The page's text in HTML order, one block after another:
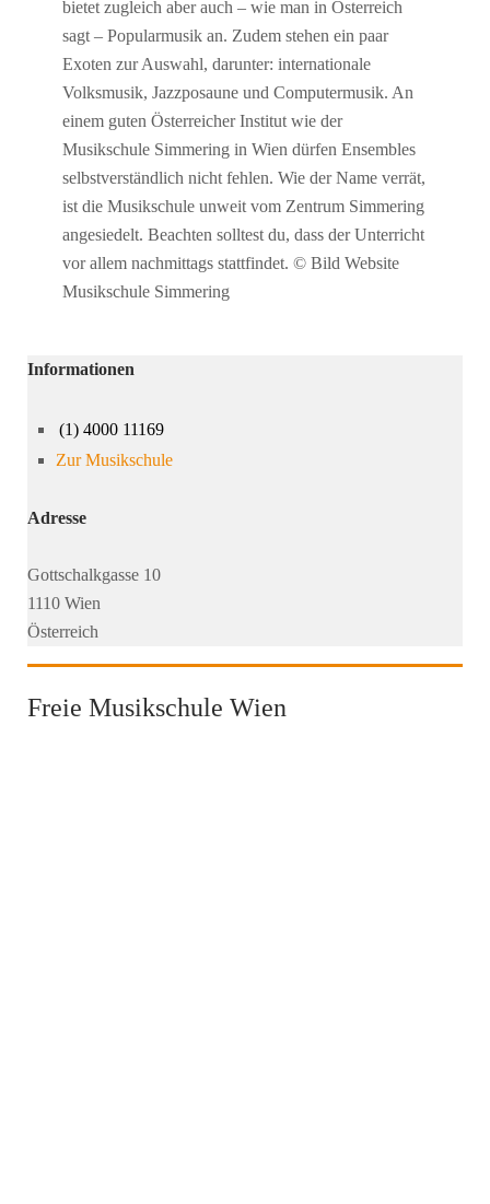
bietet zugleich aber auch – wie man in Österreich
sagt – Popularmusik an. Zudem stehen ein paar
Exoten zur Auswahl, darunter: internationale
Volksmusik, Jazzposaune und Computermusik. An
einem guten Österreicher Institut wie der
Musikschule Simmering in Wien dürfen Ensembles
selbstverständlich nicht fehlen. Wie der Name verrät,
ist die Musikschule unweit vom Zentrum Simmering
angesiedelt. Beachten solltest du, dass der Unterricht
vor allem nachmittags stattfindet. © Bild Website
Musikschule Simmering
Informationen
(1) 4000 11169
Zur Musikschule
Adresse
Gottschalkgasse 10
1110 Wien
Österreich
Freie Musikschule Wien